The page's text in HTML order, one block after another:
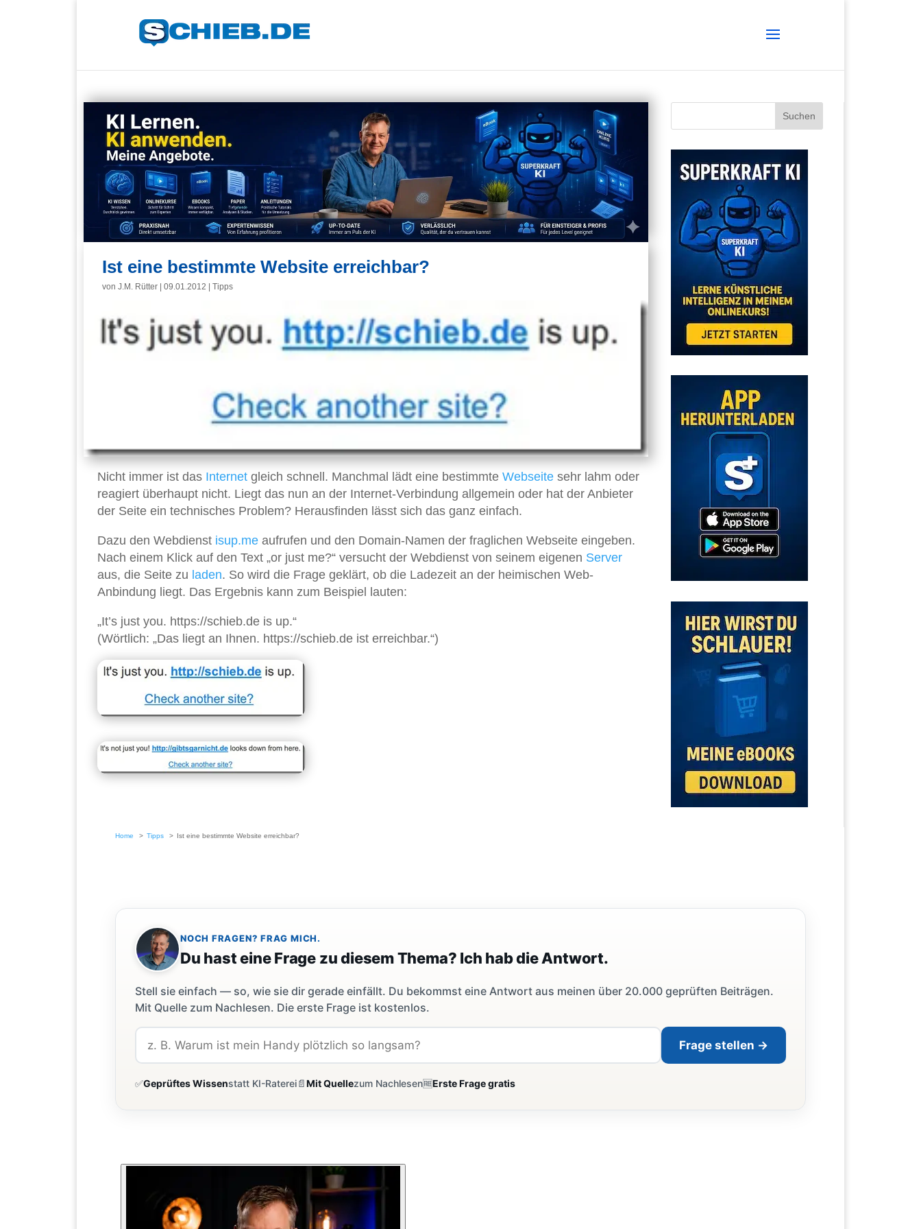
Ist eine bestimmte Website erreichbar?
von J.M. Rütter 09.01.2012 Tipps
Nicht immer ist das Internet gleich schnell. Manchmal lädt eine bestimmte Webseite sehr lahm oder
reagiert überhaupt nicht. Liegt das nun an der Internet-Verbindung allgemein oder hat der Anbieter
der Seite ein technisches Problem? Herausfinden lässt sich das ganz einfach.
Dazu den Webdienst isup.me aufrufen und den Domain-Namen der fraglichen Webseite eingeben.
Nach einem Klick auf den Text „or just me?“ versucht der Webdienst von seinem eigenen Server
aus, die Seite zu laden. So wird die Frage geklärt, ob die Ladezeit an der heimischen Web-
Anbindung liegt. Das Ergebnis kann zum Beispiel lauten:
„It’s just you. https://schieb.de is up.“
(Wörtlich: „Das liegt an Ihnen. https://schieb.de ist erreichbar.“)
Home Tipps Ist eine bestimmte Website erreichbar?
NOCH FRAGEN? FRAG MICH.
Du hast eine Frage zu diesem Thema? Ich hab die Antwort.
Stell sie einfach — so, wie sie dir gerade einfällt. Du bekommst eine Antwort aus meinen über 20.000 geprüften Beiträgen.
Mit Quelle zum Nachlesen. Die erste Frage ist kostenlos.
Frage stellen →
✅Geprüftes Wissenstatt KI-Raterei📄Mit Quellezum Nachlesen🆓Erste Frage gratis